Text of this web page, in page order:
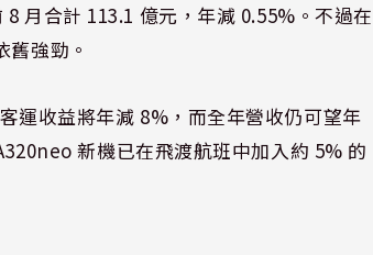
月合計 113.1 億元，年減 0.55%。不過在
舊強勁。
運收益將年減 8%，而全年營收仍可望年
新機已在飛渡航班中加入約 5% 的